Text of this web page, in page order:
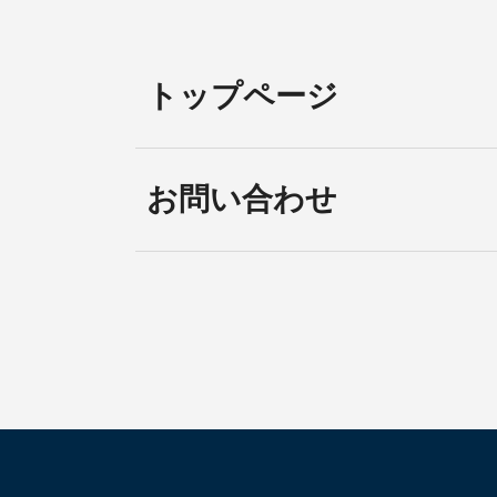
トップページ
お問い合わせ